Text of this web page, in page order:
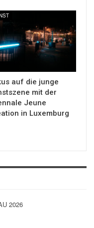
auf die junge
mit der
Jeune
in Luxemburg
2026